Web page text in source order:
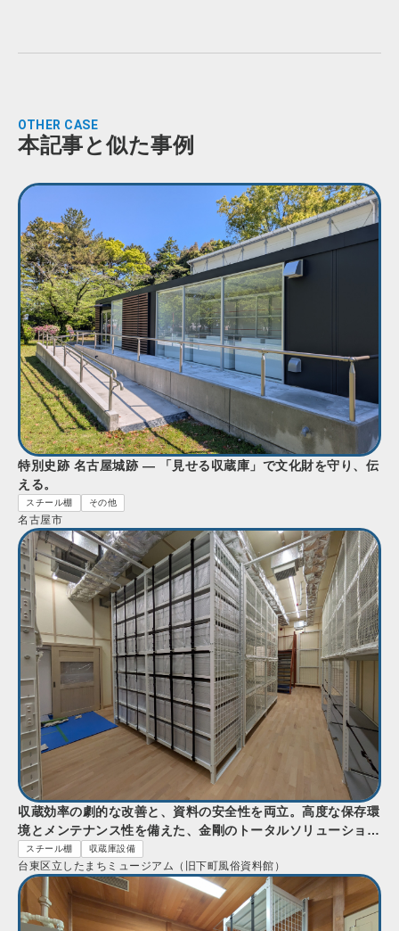
OTHER CASE
本記事と似た事例
特別史跡 名古屋城跡 — 「見せる収蔵庫」で文化財を守り、伝
える。
スチール棚 その他
名古屋市
収蔵効率の劇的な改善と、資料の安全性を両立。高度な保存環
境とメンテナンス性を備えた、金剛のトータルソリューショ
ン。
スチール棚 収蔵庫設備
台東区立したまちミュージアム（旧下町風俗資料館）